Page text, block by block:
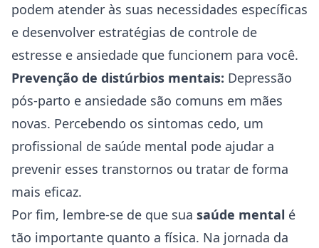
podem atender às suas necessidades específicas
e desenvolver estratégias de controle de
estresse e ansiedade que funcionem para você.
Prevenção de distúrbios mentais: Depressão
pós-parto e ansiedade são comuns em mães
novas. Percebendo os sintomas cedo, um
profissional de saúde mental pode ajudar a
prevenir esses transtornos ou tratar de forma
mais eficaz.
Por fim, lembre-se de que sua saúde mental é
tão importante quanto a física. Na jornada da